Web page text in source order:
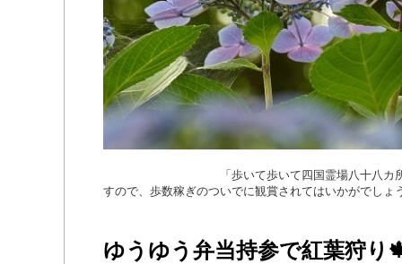
「歩いて歩いて四国霊場八十八カ所お遍
すので、歩数稼ぎのついでに観賞されてはいかがでしょ
ゆうゆう弁当持参で紅葉狩り